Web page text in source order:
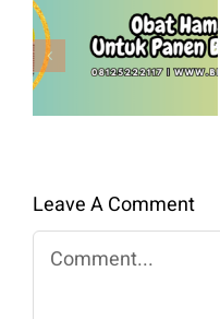
Obat Hama
Padi Untuk
Panen
Berkualitas
Leave A Comment
Comment